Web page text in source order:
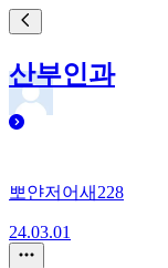
산부인과
뽀얀저어새228
24.03.01